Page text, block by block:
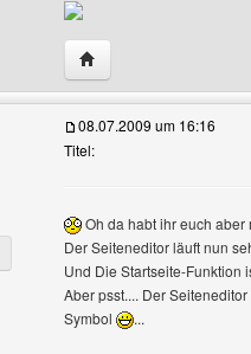
Website dieses
Profile anzeigen
08.07.2009 um 16:16
Titel:
Oh da habt ihr euch
Der Seiteneditor läuft nun
Und Die Startseite-Funktion
Aber psst.... Der
Symbol
...